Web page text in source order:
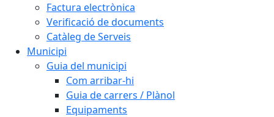
Factura electrònica
Verificació de documents
Catàleg de Serveis
Municipi
Guia del municipi
Com arribar-hi
Guia de carrers / Plànol
Equipaments